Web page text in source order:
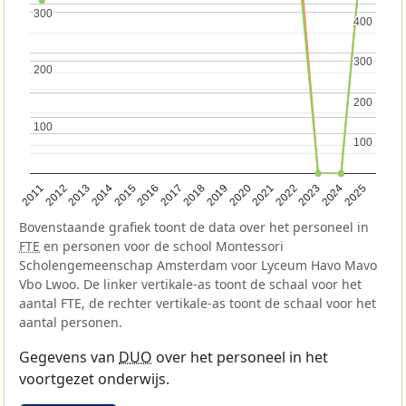
201120122013201420152016201720182019202020212022202320242025
100
100
200
200
300
300
100
100
200
200
300
300
400
400
Bovenstaande grafiek toont de data over het personeel in
FTE en personen voor de school Montessori
Scholengemeenschap Amsterdam voor Lyceum Havo Mavo
Vbo Lwoo. De linker vertikale-as toont de schaal voor het
aantal FTE, de rechter vertikale-as toont de schaal voor het
aantal personen.
Gegevens van DUO over het personeel in het
voortgezet onderwijs.